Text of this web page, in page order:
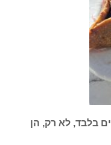
גלוטן מ 2 מרכיבים בלבד, לא רק, הן